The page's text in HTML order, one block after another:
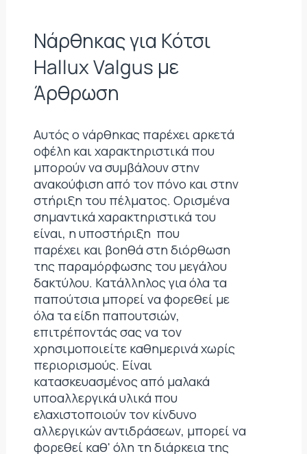
Νάρθηκας για Κότσι
Hallux Valgus με
Άρθρωση
Αυτός ο νάρθηκας παρέχει αρκετά
οφέλη και χαρακτηριστικά που
μπορούν να συμβάλουν στην
ανακούφιση από τον πόνο και στην
στήριξη του πέλματος. Ορισμένα
σημαντικά χαρακτηριστικά του
είναι, η υποστήριξη που
παρέχει και βοηθά στη διόρθωση
της παραμόρφωσης του μεγάλου
δακτύλου. Κατάλληλος για όλα τα
παπούτσια μπορεί να φορεθεί με
όλα τα είδη παπουτσιών,
επιτρέποντάς σας να τον
χρησιμοποιείτε καθημερινά χωρίς
περιορισμούς. Είναι
κατασκευασμένος από μαλακά
υποαλλεργικά υλικά που
ελαχιστοποιούν τον κίνδυνο
αλλεργικών αντιδράσεων, μπορεί να
φορεθεί καθ' όλη τη διάρκεια της